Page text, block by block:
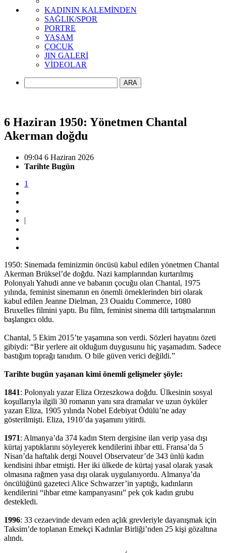
KADININ KALEMİNDEN
SAĞLIK/SPOR
PORTRE
YAŞAM
ÇOCUK
JIN GALERİ
VİDEOLAR
ARA
6 Haziran 1950: Yönetmen Chantal
Akerman doğdu
09:04 6 Haziran 2026
Tarihte Bugün
1
|
1950: Sinemada feminizmin öncüsü kabul edilen yönetmen Chantal
Akerman Brüksel’de doğdu. Nazi kamplarından kurtarılmış
Polonyalı Yahudi anne ve babanın çocuğu olan Chantal, 1975
yılında, feminist sinemanın en önemli örneklerinden biri olarak
kabul edilen Jeanne Dielman, 23 Ouaidu Commerce, 1080
Bruxelles filmini yaptı. Bu film, feminist sinema dili tartışmalarının
başlangıcı oldu.
Chantal, 5 Ekim 2015’te yaşamına son verdi. Sözleri hayatını özeti
gibiydi: “Bir yerlere ait olduğum duygusunu hiç yaşamadım. Sadece
bastığım toprağı tanıdım. O bile güven verici değildi.”
Tarihte bugün yaşanan kimi önemli gelişmeler şöyle:
1841: Polonyalı yazar Eliza Orzeszkowa doğdu. Ülkesinin sosyal
koşullarıyla ilgili 30 romanın yanı sıra dramalar ve uzun öyküler
yazan Eliza, 1905 yılında Nobel Edebiyat Ödülü’ne aday
gösterilmişti. Eliza, 1910’da yaşamını yitirdi.
1971: Almanya’da 374 kadın Stern dergisine ilan verip yasa dışı
kürtaj yaptıklarını söyleyerek kendilerini ihbar etti. Fransa’da 5
Nisan’da haftalık dergi Nouvel Observateur’de 343 ünlü kadın
kendisini ihbar etmişti. Her iki ülkede de kürtaj yasal olarak yasak
olmasına rağmen yasa dışı olarak uygulanıyordu. Almanya’da
öncülüğünü gazeteci Alice Schwarzer’in yaptığı, kadınların
kendilerini “ihbar etme kampanyasını” pek çok kadın grubu
destekledi.
1996: 33 cezaevinde devam eden açlık grevleriyle dayanışmak için
Taksim’de toplanan Emekçi Kadınlar Birliği’nden 25 kişi gözaltına
alındı.